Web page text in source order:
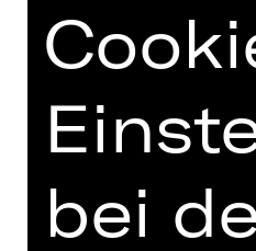
MEHR DAZU
bei